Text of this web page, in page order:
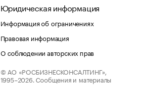
Юридическая информация
Информация об ограничениях
Правовая информация
О соблюдении авторских прав
© АО «РОСБИЗНЕСКОНСАЛТИНГ»,
1995–2026. Сообщения и материалы